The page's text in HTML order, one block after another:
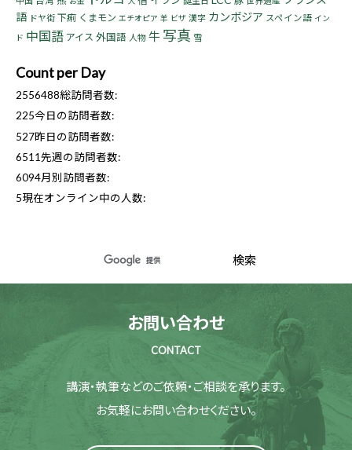
語 ドヤ街 下痢 くまモン エチオピア 羊 ビザ 漢字 カンボジア スペイン語 イン
ド 中国語 アイス 外国語 人物 牛 写真 雪
Count per Day
2556488総訪問者数:
225今日の訪問者数:
527昨日の訪問者数:
6511先週の訪問者数:
6094月別訪問者数:
5現在オンライン中の人数:
お問い合わせ
CONTACT
講演・執筆などのご依頼・ご相談を承ります。
お気軽にお問い合わせください。